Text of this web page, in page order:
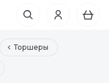
Торшеры